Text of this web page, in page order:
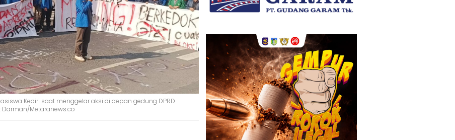
Kediri saat menggelar aksi di depan gedung DPRD
Darman/Metaranews.co